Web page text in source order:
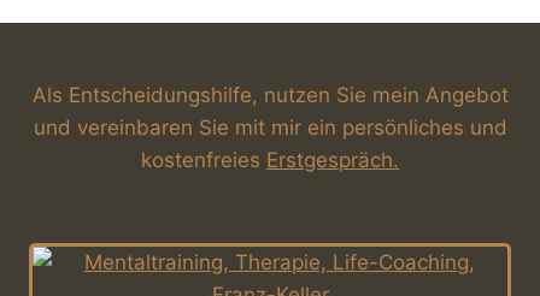
Als Entscheidungshilfe, nutzen Sie mein Angebot
und vereinbaren Sie mit mir ein persönliches und
kostenfreies Erstgespräch.